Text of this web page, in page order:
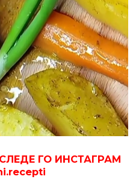
ГО ИНСТАГРАМ